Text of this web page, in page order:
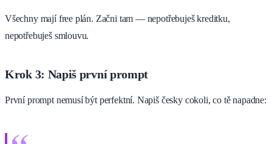
Všechny mají free plán. Začni tam — nepotřebuješ kreditku,
nepotřebuješ smlouvu.
Krok 3: Napiš první prompt
První prompt nemusí být perfektní. Napiš česky cokoli, co tě napadne: